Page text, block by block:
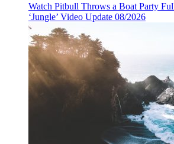
Watch Pitbull Throws a Boat Party
‘Jungle’ Video Update 08/2026